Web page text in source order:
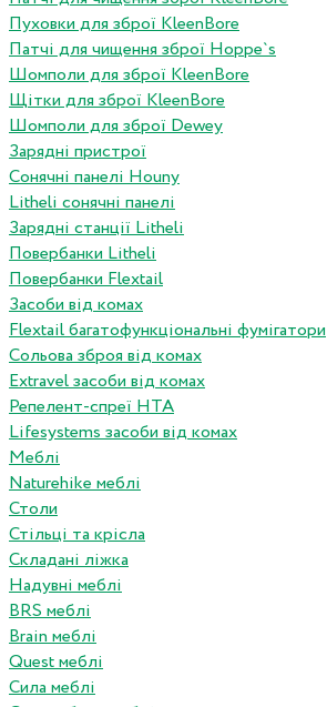
Пуховки для зброї KleenBore
Патчі для чищення зброї Hoppe`s
Шомполи для зброї KleenBore
Щітки для зброї KleenBore
Шомполи для зброї Dewey
Зарядні пристрої
Сонячні панелі Houny
Litheli сонячні панелі
Зарядні станції Litheli
Повербанки Litheli
Повербанки Flextail
Засоби від комах
Flextail багатофункціональні фумігатори
Сольова зброя від комах
Extravel засоби від комах
Репелент-спреї HTA
Lifesystems засоби від комах
Меблі
Naturehike меблі
Столи
Стільці та крісла
Складані ліжка
Надувні меблі
BRS меблі
Brain меблі
Quest меблі
Сила меблі